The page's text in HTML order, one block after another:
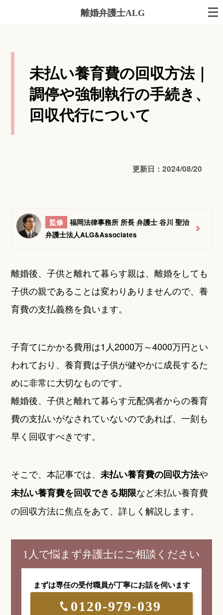
離婚弁護士ALG
未払い養育費の回収方法｜
調停や強制執行の手続き、
回収代行について
更新日：2024/08/20
監修
福岡法律事務所 所長 弁護士 谷川 聖治
弁護士法人ALG&Associates
離婚後、子供と離れて暮らす親は、離婚をしても
子供の親であることは変わりありませんので、養
育費の支払義務を負います。
子育てにかかる費用は1人2000万～4000万円とい
われており、養育費は子供が健やかに成長するた
めに非常に大切なものです。
離婚後、子供と離れて暮らす元配偶者からの養育
費の支払いがなされていないのであれば、一刻も
早く回収すべきです。
そこで、本記事では、 未払い養育費の回収方法や
未払い養育費を回収できる期限など未払い養育費
の回収方法に焦点をあて、詳しく解説します。
1人で悩まず弁護士にご相談ください
まずは専任の受付職員が丁寧にお話を伺います
0120-979-039